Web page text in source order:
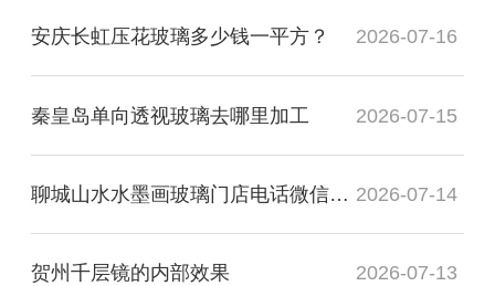
安庆长虹压花玻璃多少钱一平方？ 2026-07-16
秦皇岛单向透视玻璃去哪里加工 2026-07-15
聊城山水水墨画玻璃门店电话微信是多少？ 2026-07-14
贺州千层镜的内部效果 2026-07-13